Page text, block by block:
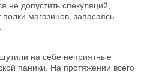
не допустить спекуляций,
магазинов, запасаясь
на себе неприятные
паники. На протяжении всего